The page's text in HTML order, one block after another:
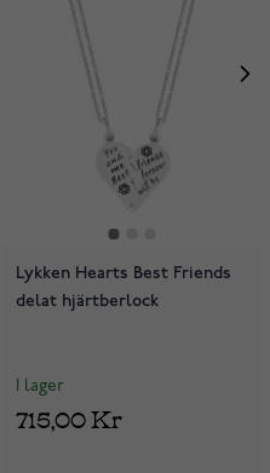
Lykken Hearts Best Friends
delat hjärtberlock
I lager
715,00 Kr